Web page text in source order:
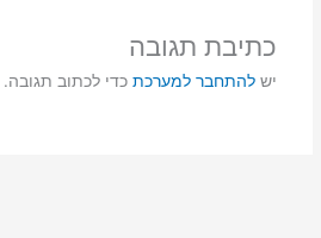
o
o
o
n
כתיבת תגובה
יש להתחבר למערכתכדי לכתוב תגובה.